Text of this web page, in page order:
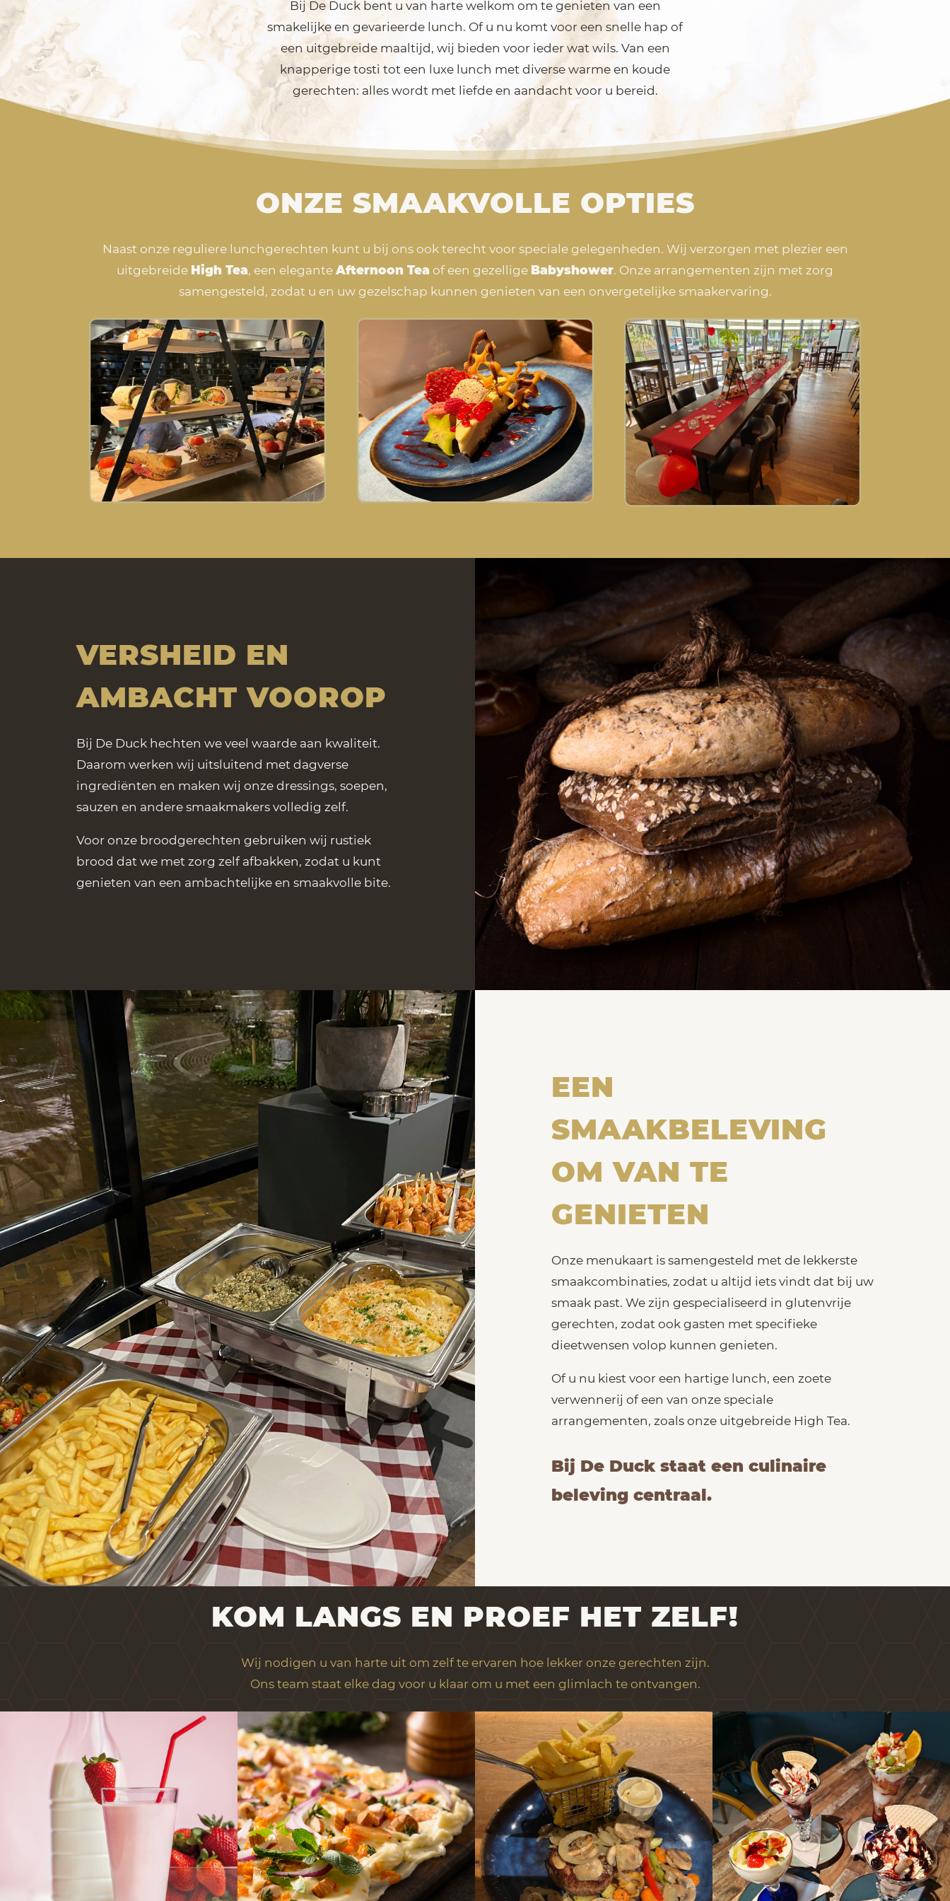
Bij De Duck bent u van harte welkom om te genieten van een
smakelijke en gevarieerde lunch. Of u nu komt voor een snelle hap of
een uitgebreide maaltijd, wij bieden voor ieder wat wils. Van een
knapperige tosti tot een luxe lunch met diverse warme en koude
gerechten: alles wordt met liefde en aandacht voor u bereid.
ONZE SMAAKVOLLE OPTIES
Naast onze reguliere lunchgerechten kunt u bij ons ook terecht voor speciale gelegenheden. Wij verzorgen met plezier een
uitgebreide High Tea, een elegante Afternoon Tea of een gezellige Babyshower. Onze arrangementen zijn met zorg
samengesteld, zodat u en uw gezelschap kunnen genieten van een onvergetelijke smaakervaring.
VERSHEID EN
AMBACHT VOOROP
Bij De Duck hechten we veel waarde aan kwaliteit.
Daarom werken wij uitsluitend met dagverse
ingrediënten en maken wij onze dressings, soepen,
sauzen en andere smaakmakers volledig zelf.
Voor onze broodgerechten gebruiken wij rustiek
brood dat we met zorg zelf afbakken, zodat u kunt
genieten van een ambachtelijke en smaakvolle bite.
EEN
SMAAKBELEVING
OM VAN TE
GENIETEN
Onze menukaart is samengesteld met de lekkerste
smaakcombinaties, zodat u altijd iets vindt dat bij uw
smaak past. We zijn gespecialiseerd in glutenvrije
gerechten, zodat ook gasten met specifieke
dieetwensen volop kunnen genieten.
Of u nu kiest voor een hartige lunch, een zoete
verwennerij of een van onze speciale
arrangementen, zoals onze uitgebreide High Tea.
Bij De Duck staat een culinaire
beleving centraal.
KOM LANGS EN PROEF HET ZELF!
Wij nodigen u van harte uit om zelf te ervaren hoe lekker onze gerechten zijn.
Ons team staat elke dag voor u klaar om u met een glimlach te ontvangen.